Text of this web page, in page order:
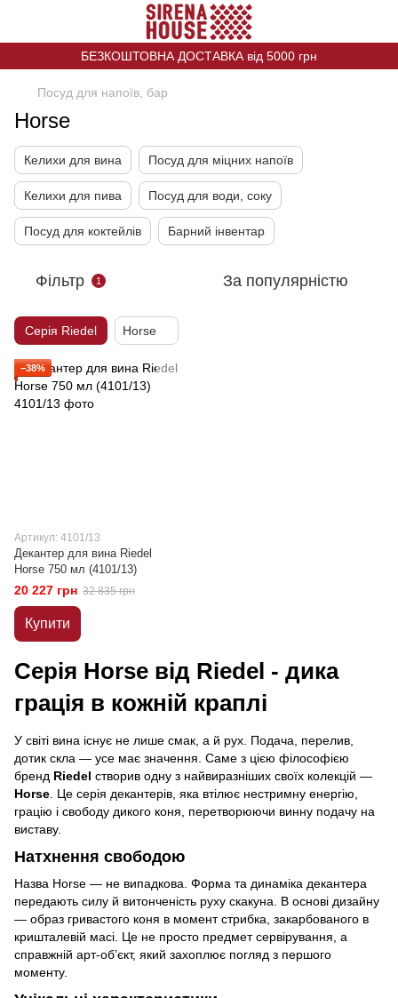
БЕЗКОШТОВНА ДОСТАВКА від 5000 грн
Посуд для напоїв, бар
Horse
Келихи для вина Посуд для міцних напоїв
Келихи для пива Посуд для води, соку
Посуд для коктейлів Барний інвентар
Фільтр 1 За популярністю
Серія Riedel Horse
−38%
Артикул: 4101/13
Декантер для вина Riedel
Horse 750 мл (4101/13)
20 227 грн 32 835 грн
Купити
Серія Horse від Riedel - дика
грація в кожній краплі
У світі вина існує не лише смак, а й рух. Подача, перелив,
дотик скла — усе має значення. Саме з цією філософією
бренд Riedel створив одну з найвиразніших своїх колекцій —
Horse . Це серія декантерів, яка втілює нестримну енергію,
грацію і свободу дикого коня, перетворюючи винну подачу на
виставу.
Натхнення свободою
Назва Horse — не випадкова. Форма та динаміка декантера
передають силу й витонченість руху скакуна. В основі дизайну
— образ гривастого коня в момент стрибка, закарбованого в
кришталевій масі. Це не просто предмет сервірування, а
справжній арт-об’єкт, який захоплює погляд з першого
моменту.